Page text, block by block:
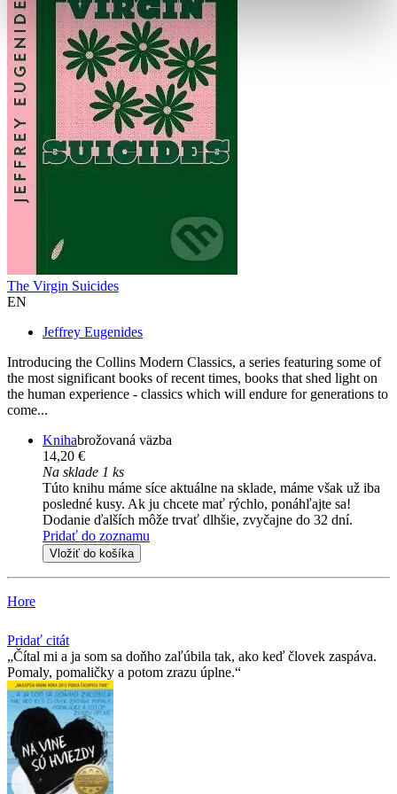
The Virgin Suicides
EN
Jeffrey Eugenides
Introducing the Collins Modern Classics, a series featuring some of
the most significant books of recent times, books that shed light on
the human experience - classics which will endure for generations to
come...
Knihabrožovaná väzba
14,20 €
Na sklade 1 ks
Túto knihu máme síce aktuálne na sklade, máme však už iba
posledné kusy. Ak ju chcete mať rýchlo, ponáhľajte sa!
Dodanie ďalších môže trvať dlhšie, zvyčajne do 32 dní.
Pridať do zoznamu
Vložiť do košíka
Hore
Pridať citát
Čítal mi a ja som sa doňho zaľúbila tak, ako keď človek zaspáva.
Pomaly, pomaličky a potom zrazu úplne.